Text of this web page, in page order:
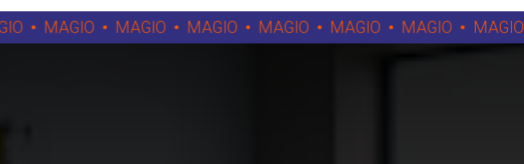
MAGIO MAGIO MAGIO MAGIO MAGIO MAGIO MAGIO